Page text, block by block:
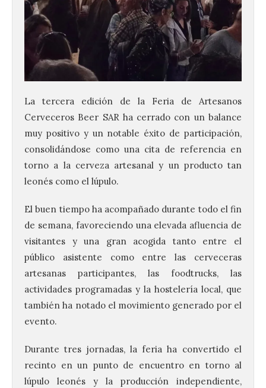
La tercera edición de la Feria de Artesanos
Cerveceros Beer SAR ha cerrado con un balance
muy positivo y un notable éxito de participación,
consolidándose como una cita de referencia en
torno a la cerveza artesanal y un producto tan
leonés como el lúpulo.
El buen tiempo ha acompañado durante todo el fin
de semana, favoreciendo una elevada afluencia de
visitantes y una gran acogida tanto entre el
público asistente como entre las cerveceras
artesanas participantes, las foodtrucks, las
actividades programadas y la hostelería local, que
también ha notado el movimiento generado por el
evento.
Durante tres jornadas, la feria ha convertido el
recinto en un punto de encuentro en torno al
lúpulo leonés y la producción independiente,